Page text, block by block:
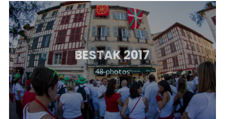
BESTAK 2017
48 photos